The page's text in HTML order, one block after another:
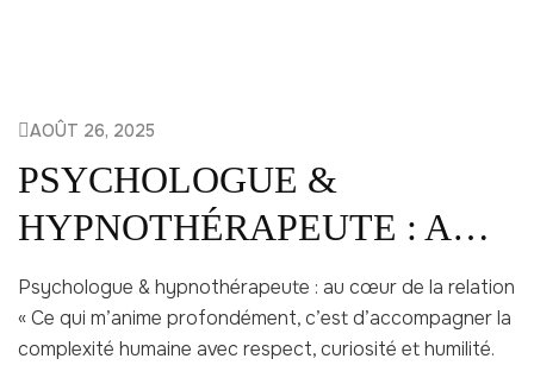
AOÛT 26, 2025
PSYCHOLOGUE &
HYPNOTHÉRAPEUTE : AU
CŒUR DE LA RELATION
Psychologue & hypnothérapeute : au cœur de la relation
« Ce qui m’anime profondément, c’est d’accompagner la
complexité humaine avec respect, curiosité et humilité.